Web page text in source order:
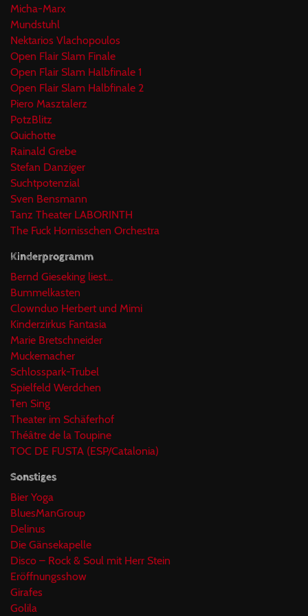
Micha-Marx
Mundstuhl
Nektarios Vlachopoulos
Open Flair Slam Finale
Open Flair Slam Halbfinale 1
Open Flair Slam Halbfinale 2
Piero Masztalerz
PotzBlitz
Quichotte
Rainald Grebe
Stefan Danziger
Suchtpotenzial
Sven Bensmann
Tanz Theater LABORINTH
The Fuck Hornisschen Orchestra
Kinderprogramm
Bernd Gieseking liest...
Bummelkasten
Clownduo Herbert und Mimi
Kinderzirkus Fantasia
Marie Bretschneider
Muckemacher
Schlosspark-Trubel
Spielfeld Werdchen
Ten Sing
Theater im Schäferhof
Théâtre de la Toupine
TOC DE FUSTA (ESP/Catalonia)
Sonstiges
Bier Yoga
BluesManGroup
Delinus
Die Gänsekapelle
Disco – Rock & Soul mit Herr Stein
Eröffnungsshow
Girafes
Golila